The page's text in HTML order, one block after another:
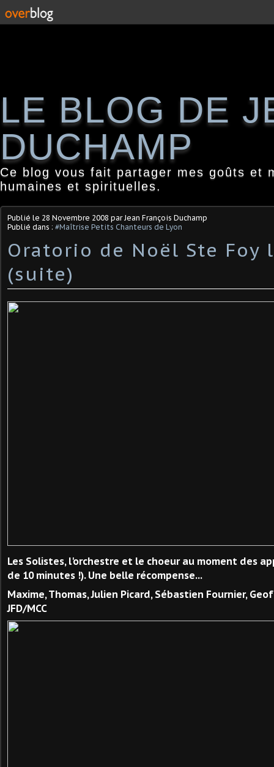
LE BLOG DE
DUCHAMP
Ce blog vous fait partager mes goûts et
humaines et spirituelles.
Publié le 28 Novembre 2008 par Jean François Duchamp
Publié dans : #Maîtrise Petits Chanteurs de Lyon
Oratorio de Noël Ste Foy
(suite)
Les Solistes, l'orchestre et le choeur au moment des
de 10 minutes !). Une belle récompense...
Maxime, Thomas, Julien Picard, Sébastien Fournier,
JFD/MCC